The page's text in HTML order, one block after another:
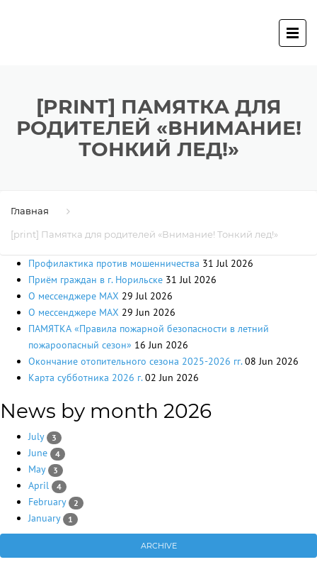
[PRINT] ПАМЯТКА ДЛЯ
РОДИТЕЛЕЙ «ВНИМАНИЕ!
ТОНКИЙ ЛЕД!»
Главная
[print] Памятка для родителей «Внимание! Тонкий лед!»
Профилактика против мошенничества 31 Jul 2026
Приём граждан в г. Норильске 31 Jul 2026
О мессенджере MAX 29 Jul 2026
О мессенджере MAX 29 Jun 2026
ПАМЯТКА «Правила пожарной безопасности в летний
пожароопасный сезон» 16 Jun 2026
Окончание отопительного сезона 2025-2026 гг. 08 Jun 2026
Карта субботника 2026 г. 02 Jun 2026
News by month 2026
July 3
June 4
May 3
April 4
February 2
January 1
ARCHIVE